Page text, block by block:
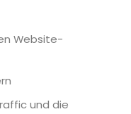
Website-
und die